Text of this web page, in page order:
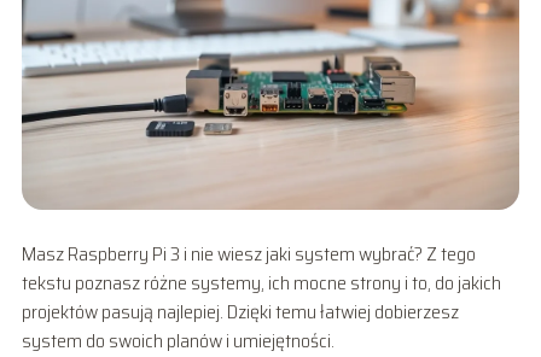
Masz Raspberry Pi 3 i nie wiesz jaki system wybrać? Z tego
tekstu poznasz różne systemy, ich mocne strony i to, do jakich
projektów pasują najlepiej. Dzięki temu łatwiej dobierzesz
system do swoich planów i umiejętności.